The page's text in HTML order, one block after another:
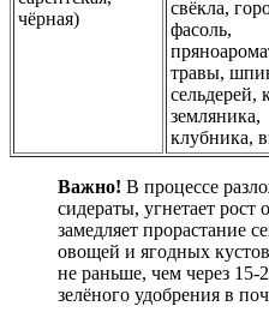
чёрная)
свёкла,
фасоль,
травы,
сельдерей,
земляника,
клубника,
Важно! В процессе
сидераты, угнетает рост
замедляет прорастание
овощей и ягодных
не раньше, чем через 15-
зелёного удобрения в